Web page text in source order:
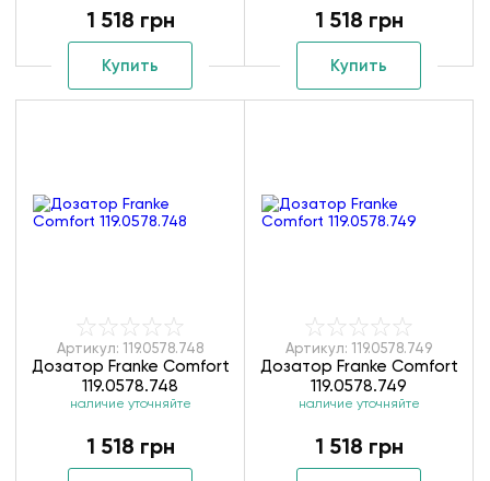
1 518 грн
Купить
1 518 грн
Купить
Артикул: 119.0578.748
Дозатор Franke Comfort
119.0578.748
наличие уточняйте
1 518 грн
Артикул: 119.0578.749
Дозатор Franke Comfort
119.0578.749
наличие уточняйте
1 518 грн